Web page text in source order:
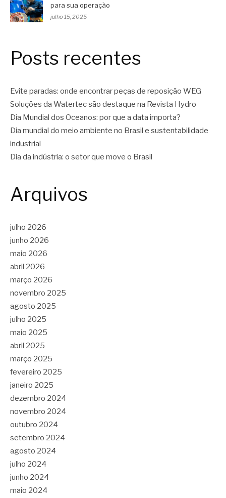
para sua operação
julho 15, 2025
Posts recentes
Evite paradas: onde encontrar peças de reposição WEG
Soluções da Watertec são destaque na Revista Hydro
Dia Mundial dos Oceanos: por que a data importa?
Dia mundial do meio ambiente no Brasil e sustentabilidade
industrial
Dia da indústria: o setor que move o Brasil
Arquivos
julho 2026
junho 2026
maio 2026
abril 2026
março 2026
novembro 2025
agosto 2025
julho 2025
maio 2025
abril 2025
março 2025
fevereiro 2025
janeiro 2025
dezembro 2024
novembro 2024
outubro 2024
setembro 2024
agosto 2024
julho 2024
junho 2024
maio 2024